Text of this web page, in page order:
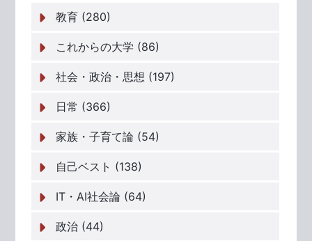
教育 (280)
これからの大学 (86)
社会・政治・思想 (197)
日常 (366)
家族・子育て論 (54)
自己ベスト (138)
IT・AI社会論 (64)
政治 (44)